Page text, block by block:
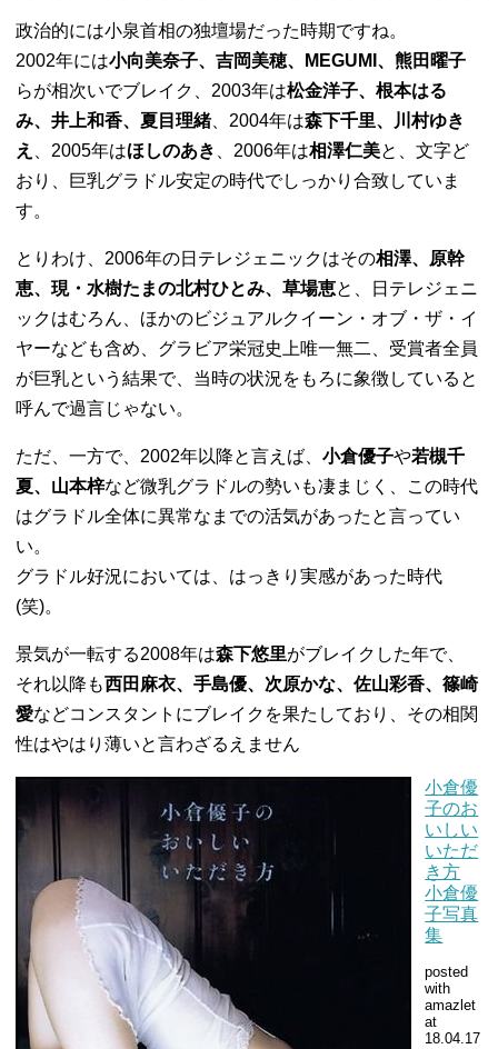
政治的には小泉首相の独壇場だった時期ですね。
2002年には小向美奈子、吉岡美穂、MEGUMI、熊田曜子
らが相次いでブレイク、2003年は松金洋子、根本はる
み、井上和香、夏目理緒、2004年は森下千里、川村ゆき
え
、2005年はほしのあき 、2006年は相澤仁美と、文字ど
おり、巨乳グラドル安定の時代でしっかり合致していま
す。
とりわけ、2006年の日テレジェニックはその相澤、原幹
恵、現・水樹たまの北村ひとみ、草場恵と、日テレジェニ
ックはむろん、ほかのビジュアルクイーン・オブ・ザ・イ
ヤーなども含め、グラビア栄冠史上唯一無二、受賞者全員
が巨乳という結果で、当時の状況をもろに象徴していると
呼んで過言じゃない。
ただ、一方で、2002年以降と言えば、小倉優子や若槻千
夏、山本梓など微乳グラドルの勢いも凄まじく、この時代
はグラドル全体に異常なまでの活気があったと言ってい
い。
グラドル好況においては、はっきり実感があった時代
(笑)。
景気が一転する2008年は森下悠里がブレイクした年で、
それ以降も西田麻衣、手島優、次原かな、佐山彩香、篠崎
愛などコンスタントにブレイクを果たしており、その相関
性はやはり薄いと言わざるえません
小倉優
子のお
いしい
いただ
き方
小倉優
子写真
集
posted
with
amazlet
at
18.04.17